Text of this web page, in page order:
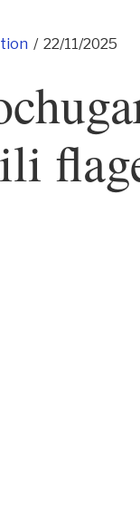
/ 22/11/2025